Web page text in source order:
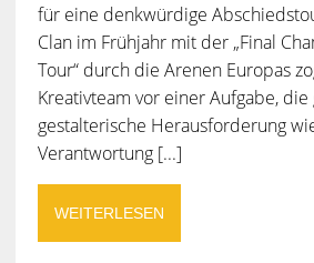
für eine denkwürdige
Clan im Frühjahr mit der „Final
Tour“ durch die Arenen Europas
Kreativteam vor einer Aufgabe, die
gestalterische Herausforderung
Verantwortung [...]
WEITERLESEN